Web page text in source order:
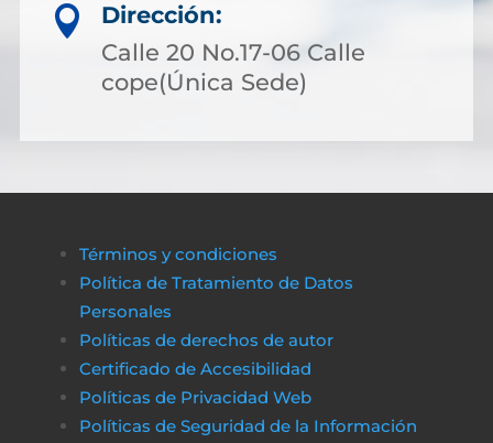

Dirección:
Calle 20 No.17-06 Calle
cope(Única Sede)
Términos y condiciones
Política de Tratamiento de Datos
Personales
Políticas de derechos de autor
Certificado de Accesibilidad
Políticas de Privacidad Web
Políticas de Seguridad de la Información